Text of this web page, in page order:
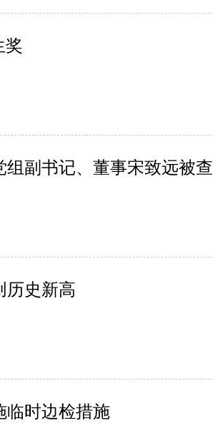
奖
副书记、董事宋致远被查
历史新高
临时边检措施